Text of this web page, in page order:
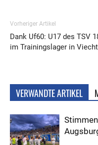
Vorheriger Artikel
Dank Uf60: U17 des TSV
im Trainingslager in
VERWANDTE ARTIKEL